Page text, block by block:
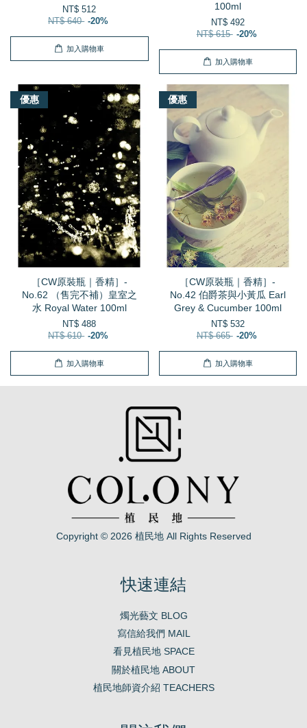
NT$ 512
NT$ 640 -20%
加入購物車
100ml
NT$ 492
NT$ 615 -20%
加入購物車
優惠
［CW原裝瓶｜香精］-
No.62 （售完不補）皇室之
水 Royal Water 100ml
NT$ 488
NT$ 610 -20%
加入購物車
優惠
［CW原裝瓶｜香精］-
No.42 伯爵茶與小黃瓜 Earl
Grey & Cucumber 100ml
NT$ 532
NT$ 665 -20%
加入購物車
Copyright © 2026 植民地 All Rights Reserved
快速連結
燭光藝文 BLOG
寫信給我們 MAIL
看見植民地 SPACE
關於植民地 ABOUT
植民地師資介紹 TEACHERS